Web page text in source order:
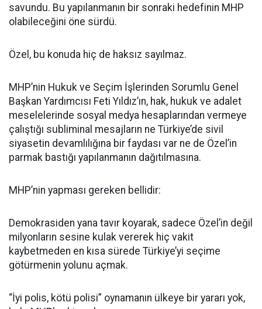
savundu. Bu yapılanmanın bir sonraki hedefinin MHP
olabileceğini öne sürdü.
Özel, bu konuda hiç de haksız sayılmaz.
MHP’nin Hukuk ve Seçim İşlerinden Sorumlu Genel
Başkan Yardımcısı Feti Yıldız’ın, hak, hukuk ve adalet
meselelerinde sosyal medya hesaplarından vermeye
çalıştığı subliminal mesajların ne Türkiye’de sivil
siyasetin devamlılığına bir faydası var ne de Özel’in
parmak bastığı yapılanmanın dağıtılmasına.
MHP’nin yapması gereken bellidir:
Demokrasiden yana tavır koyarak, sadece Özel’in değil
milyonların sesine kulak vererek hiç vakit
kaybetmeden en kısa sürede Türkiye’yi seçime
götürmenin yolunu açmak.
“İyi polis, kötü polisi” oynamanın ülkeye bir yararı yok,